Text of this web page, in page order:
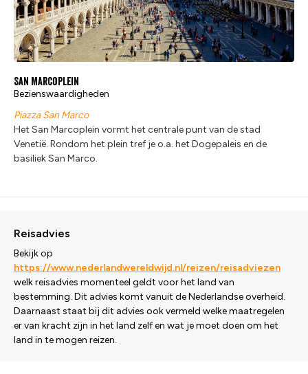
San Marcoplein
Bezienswaardigheden
Piazza San Marco
Het San Marcoplein vormt het centrale punt van de stad
Venetië. Rondom het plein tref je o.a. het Dogepaleis en de
basiliek San Marco.
Reisadvies
Bekijk op
https://www.nederlandwereldwijd.nl/reizen/reisadviezen
welk reisadvies momenteel geldt voor het land van
bestemming. Dit advies komt vanuit de Nederlandse overheid.
Daarnaast staat bij dit advies ook vermeld welke maatregelen
er van kracht zijn in het land zelf en wat je moet doen om het
land in te mogen reizen.